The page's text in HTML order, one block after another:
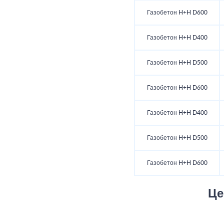
Газобетон H+H D600
Газобетон H+H D400
Газобетон H+H D500
Газобетон H+H D600
Газобетон H+H D400
Газобетон H+H D500
Газобетон H+H D600